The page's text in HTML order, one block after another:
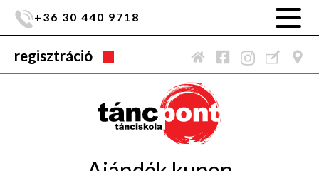
+36 30 440 9718
regisztráció